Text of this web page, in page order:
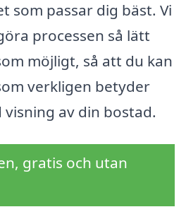
som passar dig bäst. Vi
processen så lätt
möjligt, så att du kan
verkligen betyder
visning av din bostad.
gratis och utan